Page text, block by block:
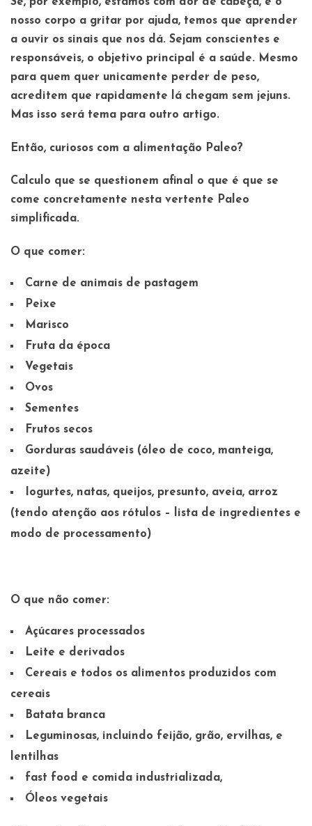
nosso corpo a gritar por ajuda, temos que aprender
a ouvir os sinais que nos dá. Sejam conscientes e
responsáveis, o objetivo principal é a saúde. Mesmo
para quem quer unicamente perder de peso,
acreditem que rapidamente lá chegam sem jejuns.
Mas isso será tema para outro artigo.
Então, curiosos com a alimentação Paleo?
Calculo que se questionem afinal o que é que se
come concretamente nesta vertente Paleo
simplificada.
O que comer:
Carne de animais de pastagem
Peixe
Marisco
Fruta da época
Vegetais
Ovos
Sementes
Frutos secos
Gorduras saudáveis (óleo de coco, manteiga,
azeite)
Iogurtes, natas, queijos, presunto, aveia, arroz
(tendo atenção aos rótulos – lista de ingredientes e
modo de processamento)
O que não comer:
Açúcares processados
Leite e derivados
Cereais e todos os alimentos produzidos com
cereais
Batata branca
Leguminosas, incluindo feijão, grão, ervilhas, e
lentilhas
fast food e comida industrializada,
Óleos vegetais